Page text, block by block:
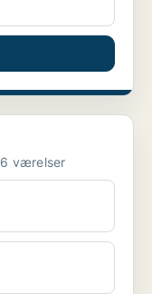
Andelsbolig til salg i 2820 Gentofte 6 værelser